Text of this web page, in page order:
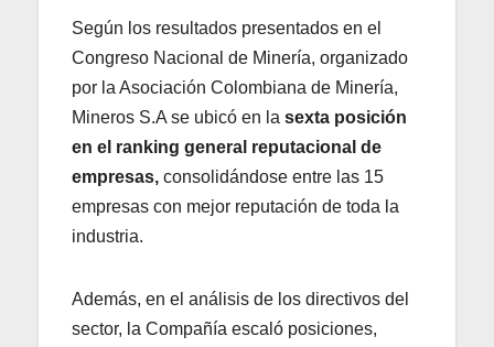
Según los resultados presentados en el
Congreso Nacional de Minería, organizado
por la Asociación Colombiana de Minería,
Mineros S.A se ubicó en la sexta posición
en el ranking general reputacional de
empresas, consolidándose entre las 15
empresas con mejor reputación de toda la
industria.
Además, en el análisis de los directivos del
sector, la Compañía escaló posiciones,